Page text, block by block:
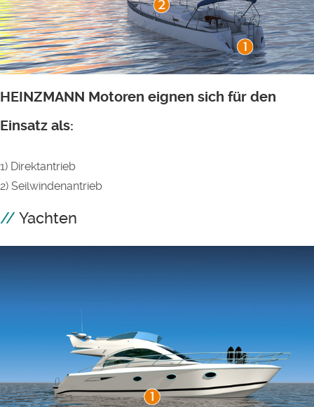
HEINZMANN Motoren eignen sich für den
Einsatz als:
1) Direktantrieb
2) Seilwindenantrieb
Yachten